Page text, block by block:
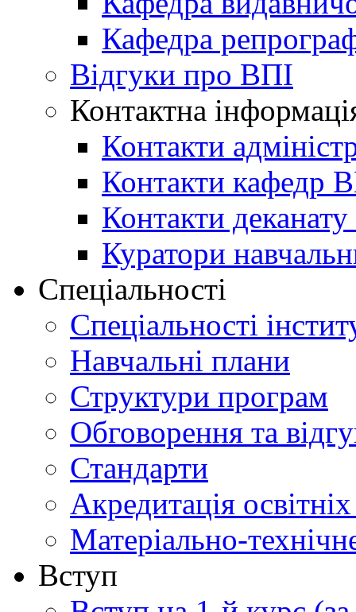
Кафедра
Відгуки про ВПІ
Контактна
Контакти
Контакти кафедр
Контакти
Куратори
Спеціальності
Спеціальності
Навчальні плани
Структури програм
Обговорення та
Стандарти
Акредитація
Матеріально-
Вступ